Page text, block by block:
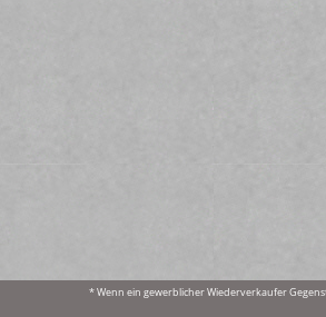
* Wenn ein gewerblicher Wiederverkaufer